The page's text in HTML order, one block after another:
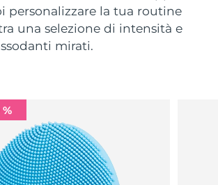
personalizzare la tua routine
una selezione di intensità e
mirati.